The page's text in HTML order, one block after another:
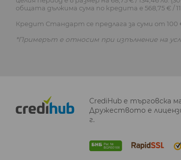
общата дължима сума по кредита е 568,75 € /
Кредит Стандарт се предлага за суми от 100 €
*Примерът е относим при изпълнение на
CrediHub е търговска
Дружеството е
г.